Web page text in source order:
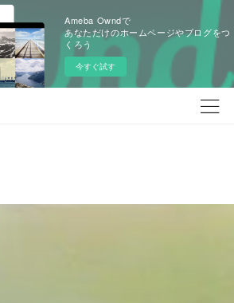
Ameba Owndで
あなただけのホームページやブログをつ
くろう
今すぐ試す